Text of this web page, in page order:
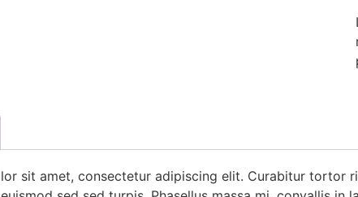
sit amet, consectetur adipiscing elit. Curabitur tortor